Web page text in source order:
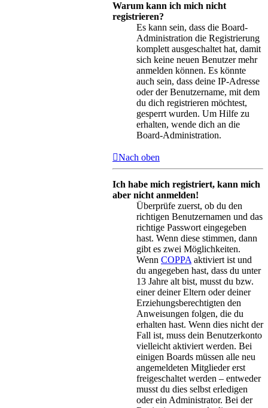
Warum kann ich mich nicht
registrieren?
Es kann sein, dass die Board-
Administration die Registrierung
komplett ausgeschaltet hat, damit
sich keine neuen Benutzer mehr
anmelden können. Es könnte
auch sein, dass deine IP-Adresse
oder der Benutzername, mit dem
du dich registrieren möchtest,
gesperrt wurden. Um Hilfe zu
erhalten, wende dich an die
Board-Administration.
Nach oben
Ich habe mich registriert, kann mich
aber nicht anmelden!
Überprüfe zuerst, ob du den
richtigen Benutzernamen und das
richtige Passwort eingegeben
hast. Wenn diese stimmen, dann
gibt es zwei Möglichkeiten.
Wenn COPPA aktiviert ist und
du angegeben hast, dass du unter
13 Jahre alt bist, musst du bzw.
einer deiner Eltern oder deiner
Erziehungsberechtigten den
Anweisungen folgen, die du
erhalten hast. Wenn dies nicht der
Fall ist, muss dein Benutzerkonto
vielleicht aktiviert werden. Bei
einigen Boards müssen alle neu
angemeldeten Mitglieder erst
freigeschaltet werden – entweder
musst du dies selbst erledigen
oder ein Administrator. Bei der